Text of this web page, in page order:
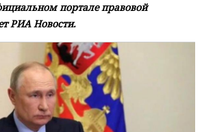
портале правовой
РИА Новости.